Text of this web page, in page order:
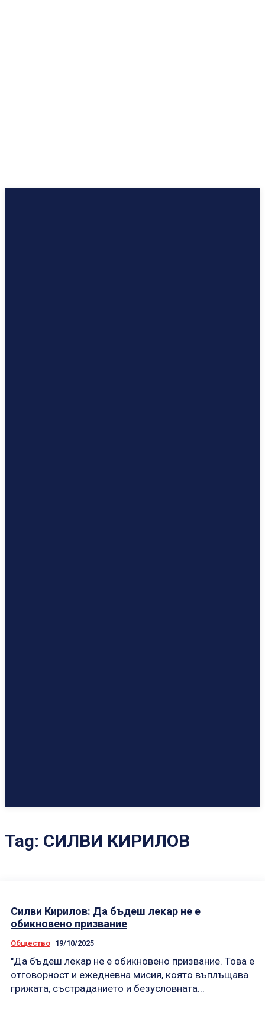
Tag: СИЛВИ КИРИЛОВ
Силви Кирилов: Да бъдеш лекар не е
обикновено призвание
Общество 19/10/2025
"Да бъдеш лекар не е обикновено призвание. Това е
отговорност и ежедневна мисия, която въплъщава
грижата, състраданието и безусловната...